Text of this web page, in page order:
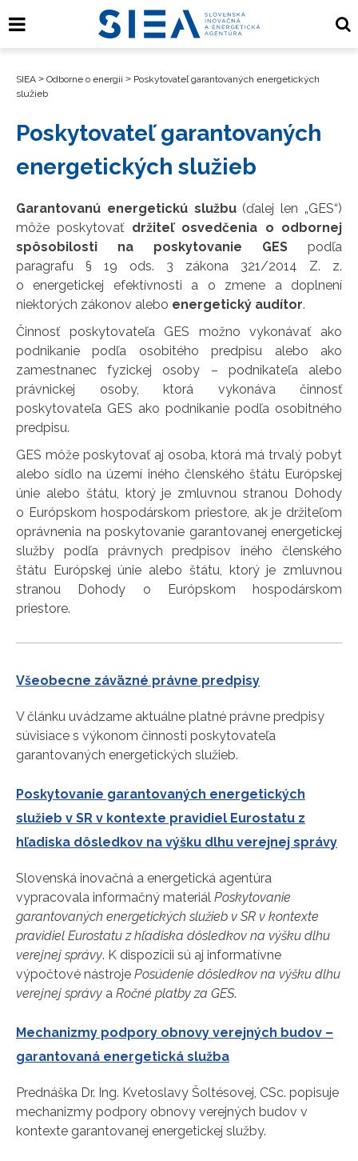
SIEA > Odborne o energii > Poskytovateľ garantovaných energetických
služieb
Poskytovateľ garantovaných
energetických služieb
Garantovanú energetickú službu(ďalej len „GES“)
môže poskytovať držiteľ osvedčenia o odbornej
spôsobilosti na poskytovanie GES podľa
paragrafu § 19 ods. 3 zákona 321/2014 Z. z.
o energetickej efektívnosti a o zmene a doplnení
niektorých zákonov alebo energetický audítor.
Činnosť poskytovateľa GES možno vykonávať ako
podnikanie podľa osobitého predpisu alebo ako
zamestnanec fyzickej osoby – podnikateľa alebo
právnickej osoby, ktorá vykonáva činnosť
poskytovateľa GES ako podnikanie podľa osobitného
predpisu.
GES môže poskytovať aj osoba, ktorá má trvalý pobyt
alebo sídlo na území iného členského štátu Európskej
únie alebo štátu, ktorý je zmluvnou stranou Dohody
o Európskom hospodárskom priestore, ak je držiteľom
oprávnenia na poskytovanie garantovanej energetickej
služby podľa právnych predpisov iného členského
štátu Európskej únie alebo štátu, ktorý je zmluvnou
stranou Dohody o Európskom hospodárskom
priestore.
Všeobecne záväzné právne predpisy
V článku uvádzame aktuálne platné právne predpisy
súvisiace s výkonom činnosti poskytovateľa
garantovaných energetických služieb.
Poskytovanie garantovaných energetických
služieb v SR v kontexte pravidiel Eurostatu z
hľadiska dôsledkov na výšku dlhu verejnej správy
Slovenská inovačná a energetická agentúra
vypracovala informačný materiál Poskytovanie
garantovaných energetických služieb v SR v kontexte
pravidiel Eurostatu z hľadiska dôsledkov na výšku dlhu
verejnej správy. K dispozícii sú aj informatívne
výpočtové nástroje Posúdenie dôsledkov na výšku dlhu
verejnej správy a Ročné platby za GES.
Mechanizmy podpory obnovy verejných budov –
garantovaná energetická služba
Prednáška Dr. Ing. Kvetoslavy Šoltésovej, CSc. popisuje
mechanizmy podpory obnovy verejných budov v
kontexte garantovanej energetickej služby.